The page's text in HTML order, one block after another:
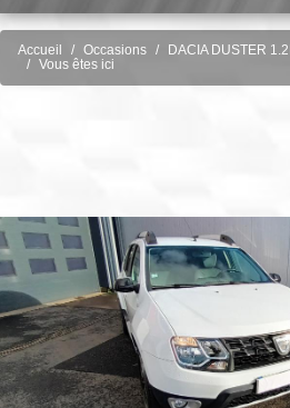
Accueil Occasions
DACIA DUSTER
Vous êtes ici